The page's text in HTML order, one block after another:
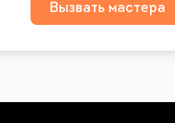
Вызвать мастера